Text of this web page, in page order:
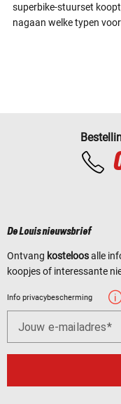
superbike-stuurset
nagaan welke typen
De Louis nieuwsbrief
Ontvang kosteloosalle
koopjes of interessante
Info privacybescherming
Jouw e-mailadres